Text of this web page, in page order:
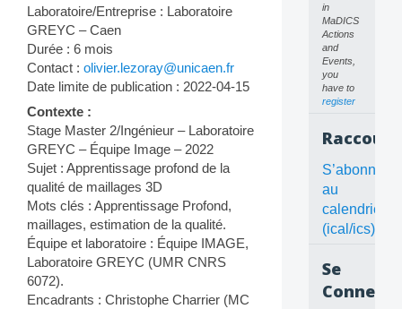
Laboratoire/Entreprise : Laboratoire
GREYC – Caen
Durée : 6 mois
Contact : olivier.lezoray@unicaen.fr
Date limite de publication : 2022-04-15
Contexte :
Stage Master 2/Ingénieur – Laboratoire
GREYC – Équipe Image – 2022
Sujet : Apprentissage profond de la
qualité de maillages 3D
Mots clés : Apprentissage Profond,
maillages, estimation de la qualité.
Équipe et laboratoire : Équipe IMAGE,
Laboratoire GREYC (UMR CNRS
6072).
Encadrants : Christophe Charrier (MC
in
MaDICS
Actions
and
Events,
you
have to
register
S’abonner
au
calendrier
(ical/ics)
Se